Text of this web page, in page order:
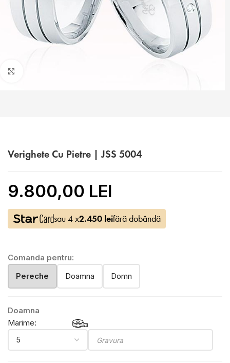
Verighete Cu Pietre | JSS 5004
9.800,00 LEI
sau 4 x2.450 leifără dobândă
Comanda pentru:
Pereche
Doamna Domn
Doamna
Marime: